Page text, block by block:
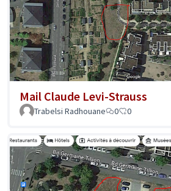
Mail Claude Levi-Strauss
Trabelsi Radhouane 0 0